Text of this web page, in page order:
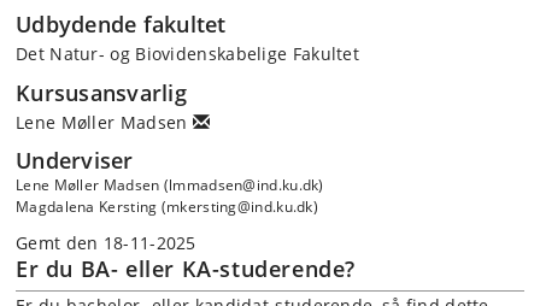
Udbydende fakultet
Det Natur- og Biovidenskabelige Fakultet
Kursusansvarlig
Lene Møller Madsen
Underviser
Lene Møller Madsen (lmmadsen@ind.ku.dk)
Magdalena Kersting (mkersting@ind.ku.dk)
Gemt den 18-11-2025
Er du BA- eller KA-studerende?